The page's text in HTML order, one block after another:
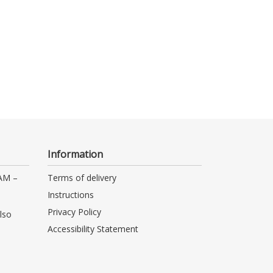
–
Information
Terms of delivery
Instructions
Privacy Policy
Accessibility Statement